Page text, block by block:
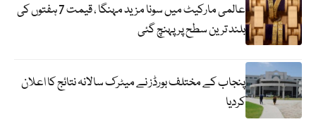
عالمی مارکیٹ میں سونا مزید مہنگا ، قیمت 7 ہفتوں کی
بلند ترین سطح پر پہنچ گئی
پنجاب کے مختلف بورڈز نے میٹرک سالانہ نتائج کا اعلان
کردیا